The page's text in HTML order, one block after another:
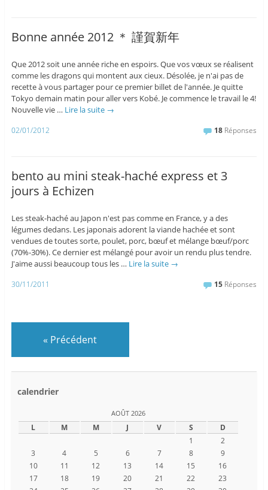
Bonne année 2012 ＊ 謹賀新年
Que 2012 soit une année riche en espoirs. Que vos vœux se réalisent
comme les dragons qui montent aux cieux. Désolée, je n'ai pas de
recette à vous partager pour ce premier billet de l'année. Je quitte
Tokyo demain matin pour aller vers Kobé. Je commence le travail le 4!
Nouvelle vie … Lire la suite →
02/01/2012 18 Réponses
bento au mini steak-haché express et 3
jours à Echizen
Les steak-haché au Japon n'est pas comme en France, y a des
légumes dedans. Les japonais adorent la viande hachée et sont
vendues de toutes sorte, poulet, porc, bœuf et mélange bœuf/porc
(70%-30%). Ce dernier est mélangé pour avoir un rendu plus tendre.
J'aime aussi beaucoup tous les … Lire la suite →
30/11/2011 15 Réponses
« Précédent
calendrier
AOÛT 2026
L M M J V S D
1
2
3
4 5 6 7 8
9
10
11 12 13 14 15
16
17
18 19 20 21 22
23